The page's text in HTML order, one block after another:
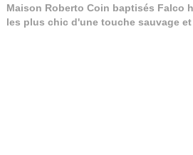
Maison Roberto Coin baptisés Falco
les plus chic d'une touche sauvage